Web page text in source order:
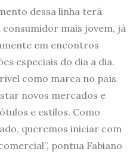
dessa linha terá
mais jovem, já
em encontros
especiais do dia a dia.
como marca no país.
novos mercados e
e estilos. Como
queremos iniciar com
pontua Fabiano